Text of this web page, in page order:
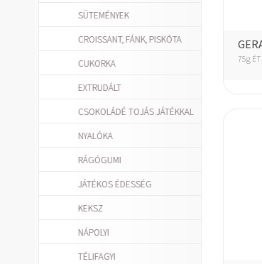
SÜTEMÉNYEK
CROISSANT, FÁNK, PISKÓTA
CUKORKA
EXTRUDÁLT
CSOKOLÁDÉ TOJÁS JÁTÉKKAL
NYALÓKA
RÁGÓGUMI
JÁTÉKOS ÉDESSÉG
KEKSZ
NÁPOLYI
TÉLIFAGYI
75g